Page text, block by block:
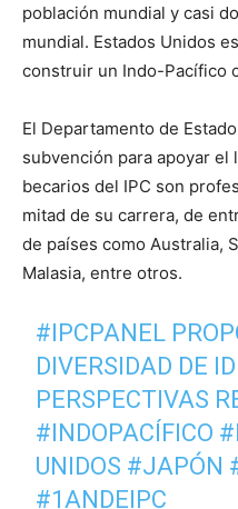
población mundial y casi
mundial. Estados Unidos
construir un Indo-Pacífico
El Departamento de
subvención para apoyar el
becarios del IPC son
mitad de su carrera, de
de países como Australia,
Malasia, entre otros.
#IPCPANEL
DIVERSIDAD DE
PERSPECTIVAS
#INDOPACÍFICO
UNIDOS #JAPÓN
#1ANDEIPC